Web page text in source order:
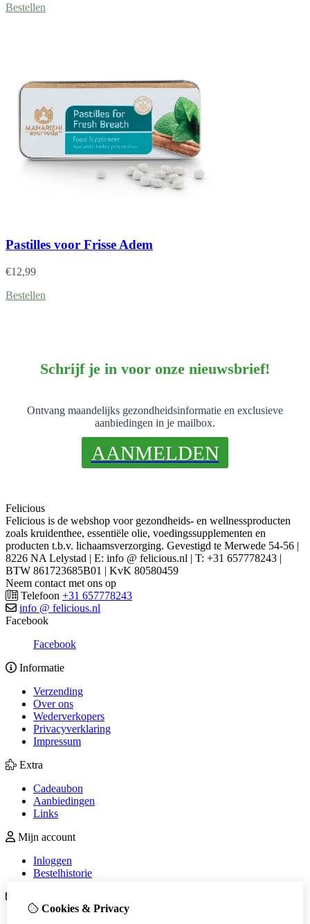
Bestellen
Pastilles voor Frisse Adem
€12,99
Bestellen
Schrijf je in voor onze nieuwsbrief!
Ontvang maandelijks gezondheidsinformatie en exclusieve
aanbiedingen in je mailbox.
AANMELDEN
Felicious
Felicious is de webshop voor gezondheids- en wellnessproducten
zoals kruidenthee, essentiële olie, voedingssupplementen en
producten t.b.v. lichaamsverzorging. Gevestigd te Merwede 54-56 |
8226 NA Lelystad | E: info @ felicious.nl | T: +31 657778243 |
BTW 861723685B01 | KvK 80580459
Neem contact met ons op
Telefoon +31 657778243
info @ felicious.nl
Facebook
Facebook
Informatie
Verzending
Over ons
Wederverkopers
Privacyverklaring
Impressum
Extra
Cadeaubon
Aanbiedingen
Links
Mijn account
Inloggen
Bestelhistorie
Cookies & Privacy